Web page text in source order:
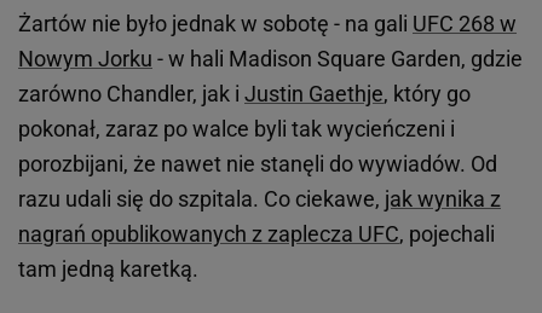
Żartów nie było jednak w sobotę - na gali UFC 268 w
Nowym Jorku - w hali Madison Square Garden, gdzie
zarówno Chandler, jak i Justin Gaethje, który go
pokonał, zaraz po walce byli tak wycieńczeni i
porozbijani, że nawet nie stanęli do wywiadów. Od
razu udali się do szpitala. Co ciekawe, jak wynika z
nagrań opublikowanych z zaplecza UFC, pojechali
tam jedną karetką.